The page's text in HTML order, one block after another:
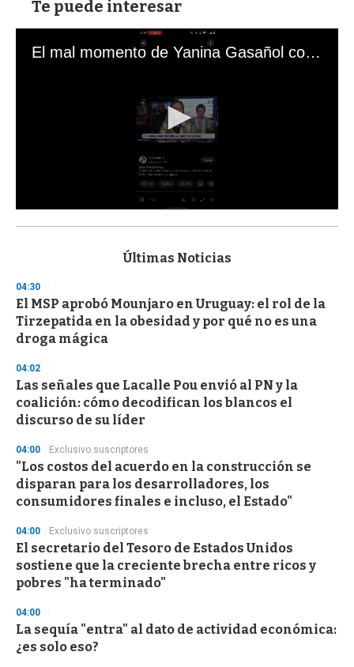
Te puede interesar
El mal momento de Yanina Gasañol con un hincha argentino en "Subrayado"
s
d
s
o
f
3
s
e
c
o
n
Últimas Noticias
04:30
El MSP aprobó Mounjaro en Uruguay: el rol de la
Tirzepatida en la obesidad y por qué no es una
droga mágica
04:02
Las señales que Lacalle Pou envió al PN y la
coalición: cómo decodifican los blancos el
discurso de su líder
04:00 Exclusivo suscriptores
"Los costos del acuerdo en la construcción se
disparan para los desarrolladores, los
consumidores finales e incluso, el Estado"
04:00 Exclusivo suscriptores
El secretario del Tesoro de Estados Unidos
sostiene que la creciente brecha entre ricos y
pobres "ha terminado"
04:00
La sequía "entra" al dato de actividad económica:
¿es solo eso?